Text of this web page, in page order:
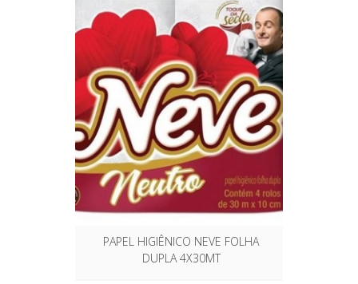
PAPEL HIGIÊNICO NEVE FOLHA
DUPLA 4X30MT